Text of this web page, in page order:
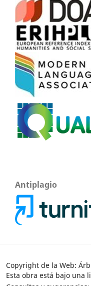
Antiplagio
Copyright de la Web:
Esta obra está bajo una